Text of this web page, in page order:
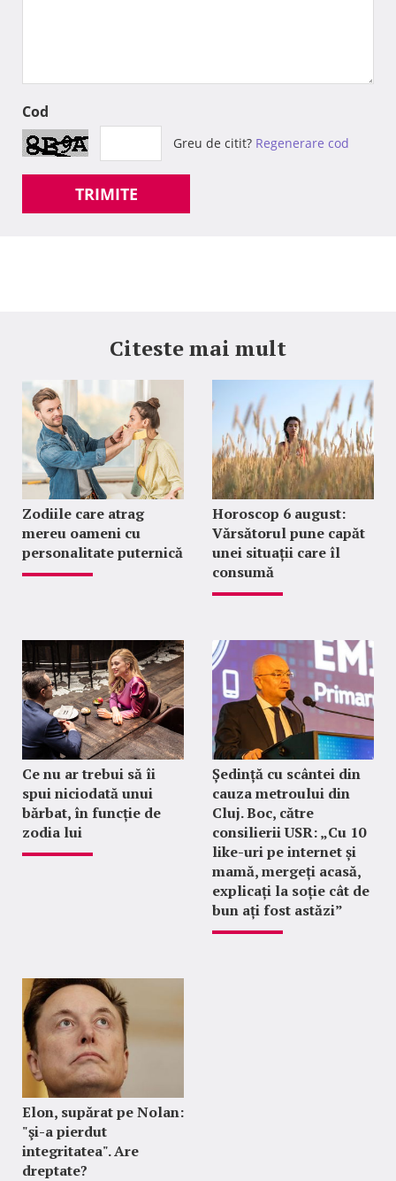
Cod
Greu de citit? Regenerare cod
TRIMITE
Citeste mai mult
Zodiile care atrag
mereu oameni cu
personalitate puternică
Horoscop 6 august:
Vărsătorul pune capăt
unei situații care îl
consumă
Ce nu ar trebui să îi
spui niciodată unui
bărbat, în funcție de
zodia lui
Ședință cu scântei din
cauza metroului din
Cluj. Boc, către
consilierii USR: „Cu 10
like-uri pe internet și
mamă, mergeți acasă,
explicați la soție cât de
bun ați fost astăzi”
Elon, supărat pe Nolan:
"şi-a pierdut
integritatea". Are
dreptate?